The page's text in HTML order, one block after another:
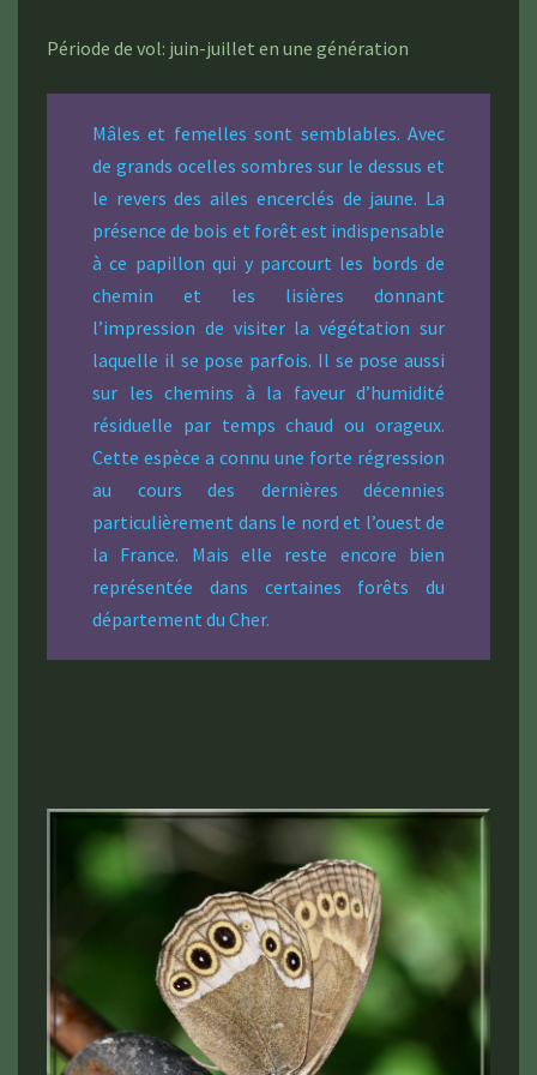
Période de vol: juin-juillet en une génération
Mâles et femelles sont semblables. Avec
de grands ocelles sombres sur le dessus et
le revers des ailes encerclés de jaune. La
présence de bois et forêt est indispensable
à ce papillon qui y parcourt les bords de
chemin et les lisières donnant
l’impression de visiter la végétation sur
laquelle il se pose parfois. Il se pose aussi
sur les chemins à la faveur d’humidité
résiduelle par temps chaud ou orageux.
Cette espèce a connu une forte régression
au cours des dernières décennies
particulièrement dans le nord et l’ouest de
la France. Mais elle reste encore bien
représentée dans certaines forêts du
département du Cher.